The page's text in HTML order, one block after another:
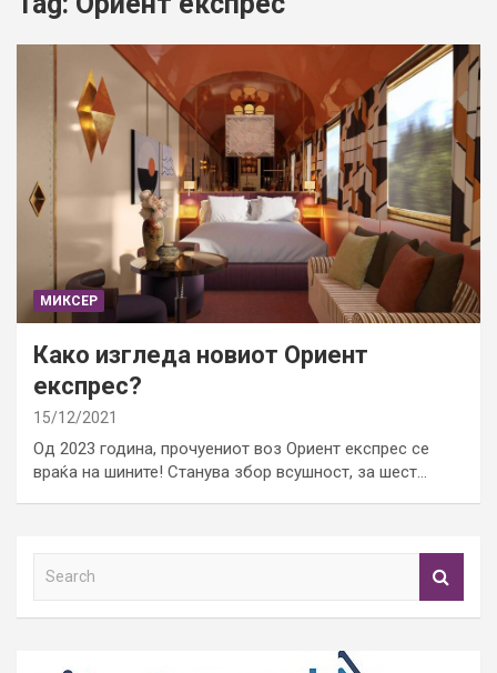
МИКСЕР
Како изгледа новиот Ориент
експрес?
15/12/2021
Од 2023 година, прочуениот воз Ориент експрес се
враќа на шините! Станува збор всушност, за шест…